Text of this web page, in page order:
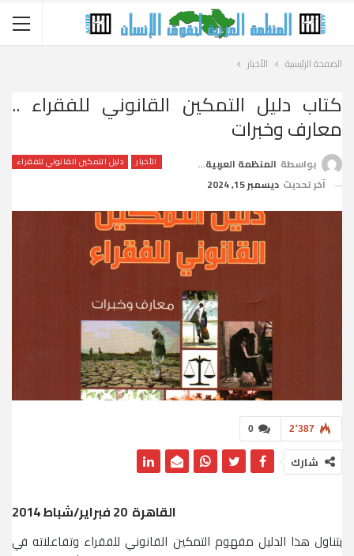
الصفحة الرئيسية الأخبار
كتاب دليل التمكين القانوني للفقراء ..
معارف وخبرات
الأخبار دليل التمكين القانوني للفقراء بواسطة المنظمة العربية لحقوق الإنسان
آخر تحديث ديسمبر 15, 2024
0 2٬387
شارك
القاهرة 20 فبراير/شباط 2014
يتناول هذا الدليل مفهوم التمكين القانوني للفقراء وتفاعلاته في